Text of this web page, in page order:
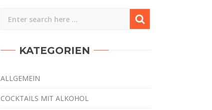
KATEGORIEN
ALLGEMEIN
COCKTAILS MIT ALKOHOL